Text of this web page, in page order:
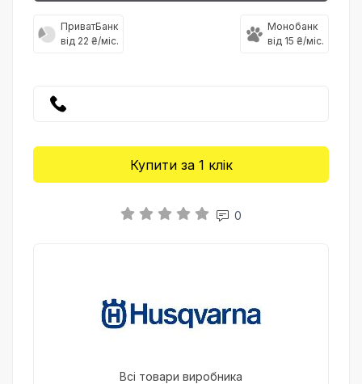
ПриватБанк
від 22 ₴/міс.
Монобанк
від 15 ₴/міс.
Купити за 1 клiк
0
Всі товари виробника